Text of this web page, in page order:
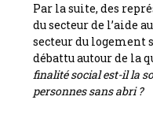
Par la suite, des
du secteur de l’aide
secteur du logement
débattu autour de la
finalité social est-il la
personnes sans abri ?